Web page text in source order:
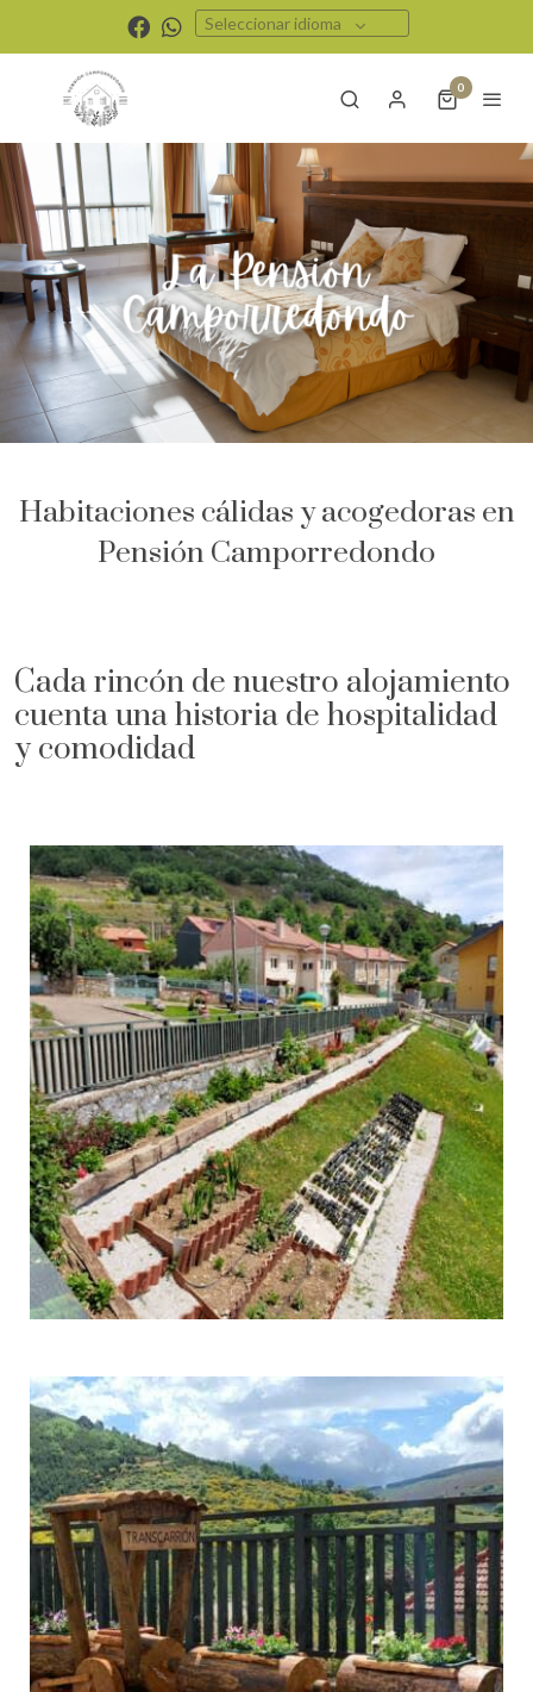
Seleccionar idioma
0
Habitaciones cálidas y acogedoras en
Pensión Camporredondo
Cada rincón de nuestro alojamiento
cuenta una historia de hospitalidad
y comodidad